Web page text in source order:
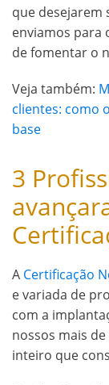
que desejarem
enviamos para
de fomentar o
Veja também:
clientes: como
base
3
A Certificação
e variada de
com a
nossos mais
inteiro que